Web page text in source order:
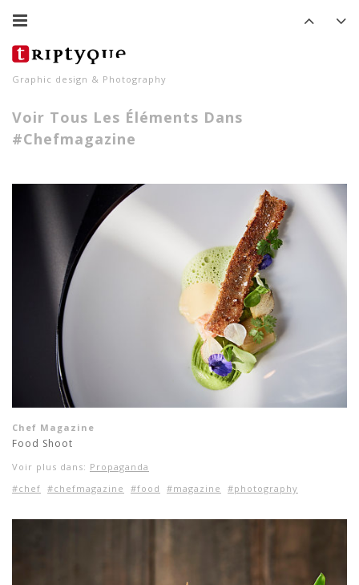
Graphic design & Photography
Voir Tous Les Éléments Dans
#chefmagazine
Chef Magazine
Food Shoot
Voir plus dans: Propaganda
#chef #chefmagazine #food #magazine #photography